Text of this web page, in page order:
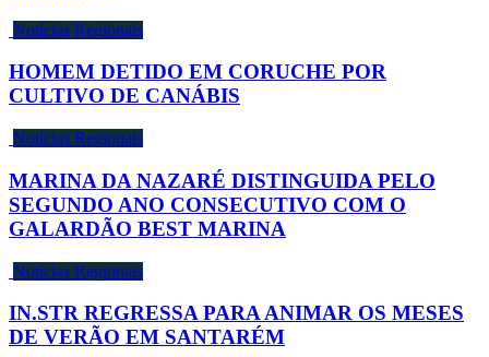
Notícias Regionais
HOMEM DETIDO EM CORUCHE POR
CULTIVO DE CANÁBIS
Notícias Regionais
MARINA DA NAZARÉ DISTINGUIDA PELO
SEGUNDO ANO CONSECUTIVO COM O
GALARDÃO BEST MARINA
Notícias Regionais
IN.STR REGRESSA PARA ANIMAR OS MESES
DE VERÃO EM SANTARÉM